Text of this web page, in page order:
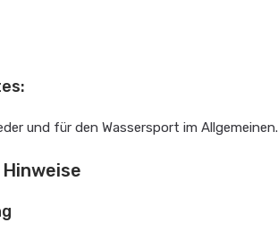
und für den Wassersport im Allgemeinen.